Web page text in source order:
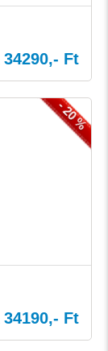
34290,- Ft
- 20 %
34190,- Ft